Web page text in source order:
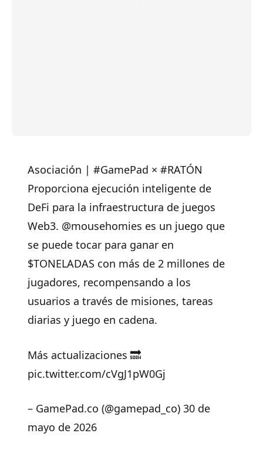
Asociación | #GamePad × #RATÓN
Proporciona ejecución inteligente de
DeFi para la infraestructura de juegos
Web3. @mousehomies es un juego que
se puede tocar para ganar en
$TONELADAS con más de 2 millones de
jugadores, recompensando a los
usuarios a través de misiones, tareas
diarias y juego en cadena.
Más actualizaciones 🔜
pic.twitter.com/cVgJ1pW0Gj
– GamePad.co (@gamepad_co) 30 de
mayo de 2026